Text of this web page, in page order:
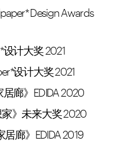
Design Awards
计大奖 2021
设计大奖 2021
居廊》EDIDA 2020
家》未来大奖 2020
居廊》EDIDA 2019